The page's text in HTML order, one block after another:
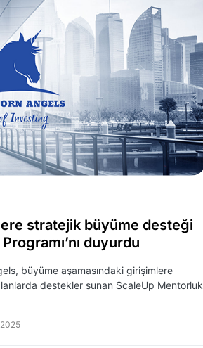
stratejik büyüme desteği
duyurdu
büyüme aşamasındaki girişimlere
destekler sunan ScaleUp Mentorluk